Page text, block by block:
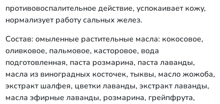
аллея». Состав: омыленные
растительные масла: пальмовое,
кокосовое, оливковое, вода
жожоба, ромашки, экстракт хвои,
масла эфирные кипариса, лимона,
апельсина. Мыло «Оливковое с
голубой глиной». Состав: омыленные
растительные масла: кокосовое,
оливковое, пальмовое, касторовое,
противовоспалительное действие, успокаивает кожу,
нормализует работу сальных желез.
Состав: омыленные растительные масла: кокосовое,
оливковое, пальмовое, касторовое, вода
подготовленная, паста розмарина, паста лаванды,
масла из виноградных косточек, тыквы, масло жожоба,
экстракт шалфея, цветки лаванды, экстракт лаванды,
масла эфирные лаванды, розмарина, грейпфрута,